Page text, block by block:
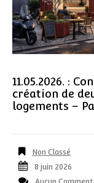
11.05.2026. :
création de
logements –
Non Classé
8 juin 2026